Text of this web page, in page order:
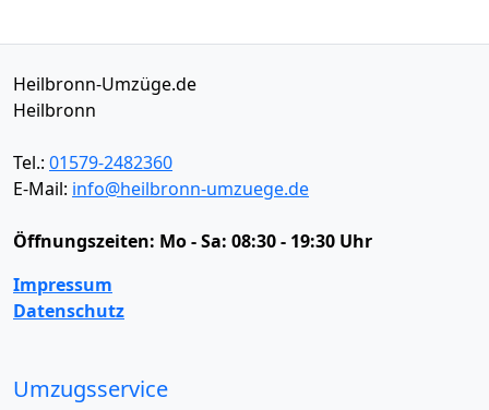
Heilbronn-Umzüge.de
Heilbronn
Tel.: 01579-2482360
E-Mail: info@heilbronn-umzuege.de
Öffnungszeiten: Mo - Sa: 08:30 - 19:30 Uhr
Impressum
Datenschutz
Umzugsservice